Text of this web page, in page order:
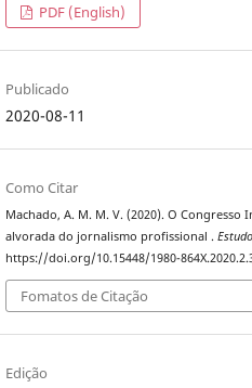
PDF (English)
Publicado
2020-08-11
Como Citar
Machado, A. M. M. V. (2020). O
alvorada do jornalismo profissional .
https://doi.org/10.15448/1980-
Fomatos de Citação
Edição